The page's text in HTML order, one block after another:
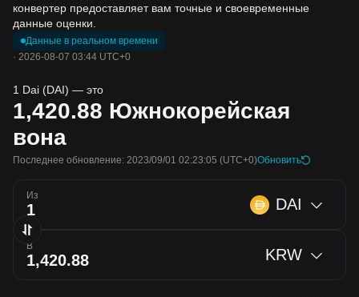
конвертер предоставляет вам точные и своевременные
данные оценки.
Данные в реальном времени
· 2026-08-07 03:44 UTC+0
1 Dai (DAI) — это
1,420.88 Южнокорейская
вона
Последнее обновление: 2023/09/01 02:23:05 (UTC+0)Обновить
Из DAI
В KRW